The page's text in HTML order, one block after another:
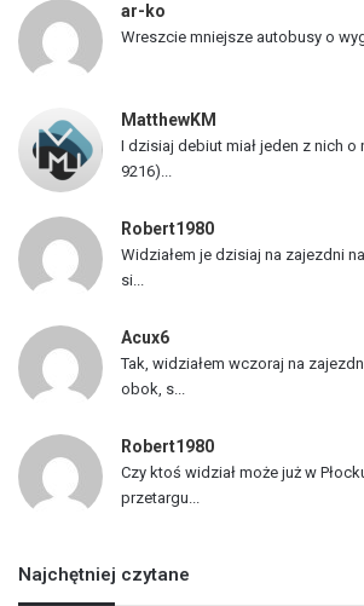
o
j
w
ar-ko
Wreszcie mniejsze autobusy o
MatthewKM
I dzisiaj debiut miał jeden z nich o
9216)...
Robert1980
Widziałem je dzisiaj na zajezdni
si...
Acux6
Tak, widziałem wczoraj na
obok, s...
Robert1980
Czy ktoś widział może już w
przetargu...
Najchętniej czytane